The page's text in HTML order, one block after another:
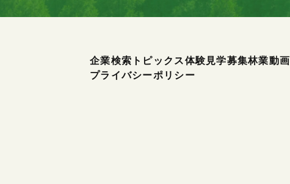
企業検索 トピックス体験見学募集林業動画
プライバシーポリシー